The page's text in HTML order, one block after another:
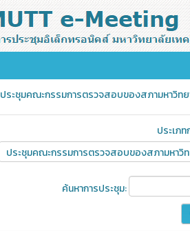
ประชุมคณะกรรมการตรวจสอบของสภามหาวิท
ประเภ
ค้นหาการประชุม: